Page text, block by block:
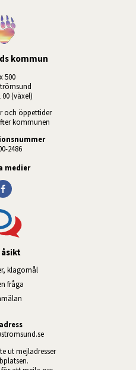
kommun
500
00 (växel)
och öppettider
kommunen
2486
medier
åsikt
klagomål
fråga
ut mejladresser